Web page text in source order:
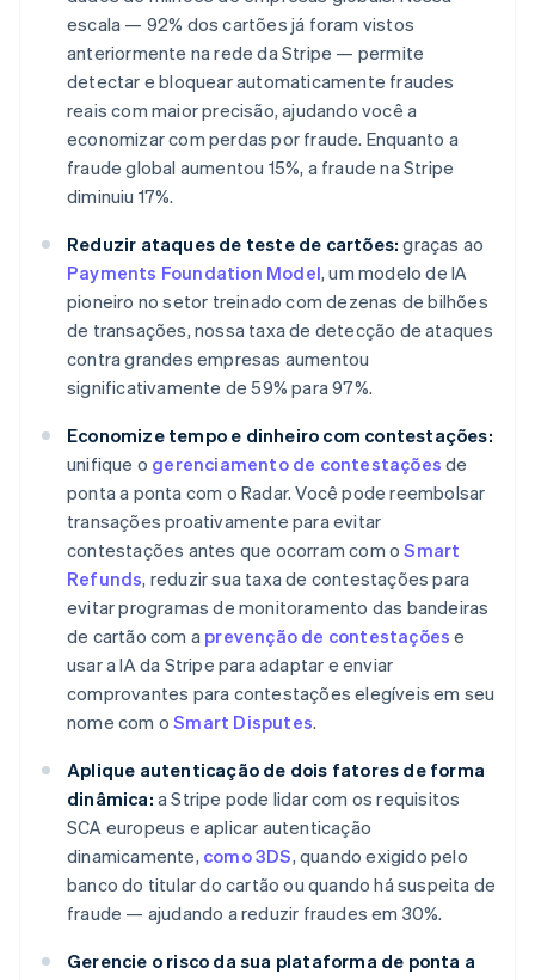
escala — 92% dos cartões já foram vistos
anteriormente na rede da Stripe — permite
detectar e bloquear automaticamente fraudes
reais com maior precisão, ajudando você a
economizar com perdas por fraude. Enquanto a
fraude global aumentou 15%, a fraude na Stripe
diminuiu 17%.
Reduzir ataques de teste de cartões: graças ao
Payments Foundation Model, um modelo de IA
pioneiro no setor treinado com dezenas de bilhões
de transações, nossa taxa de detecção de ataques
contra grandes empresas aumentou
significativamente de 59% para 97%.
Economize tempo e dinheiro com contestações:
unifique o gerenciamento de contestações de
ponta a ponta com o Radar. Você pode reembolsar
transações proativamente para evitar
contestações antes que ocorram com oSmart
Refunds, reduzir sua taxa de contestações para
evitar programas de monitoramento das bandeiras
de cartão com a prevenção de contestações e
usar a IA da Stripe para adaptar e enviar
comprovantes para contestações elegíveis em seu
nome com oSmart Disputes.
Aplique autenticação de dois fatores de forma
dinâmica: a Stripe pode lidar com os requisitos
SCA europeus e aplicar autenticação
dinamicamente, como 3DS, quando exigido pelo
banco do titular do cartão ou quando há suspeita de
fraude — ajudando a reduzir fraudes em 30%.
Gerencie o risco da sua plataforma de ponta a
Alemanha
Austrália
English
Áustria
Deutsch English
Bélgica
NederlandsFrançaisDeutschEnglish
Brasil
Português
Bulgária
English
Canadá
EnglishFrançais
China continental
Chipre
English
Croácia
EnglishItaliano
Dinamarca
English
Emirados Árabes Unidos
Eslováquia